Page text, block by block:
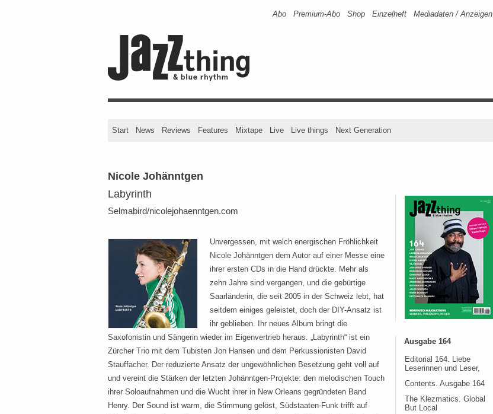
Abo Premium-Abo Shop Einzelheft Mediadaten / Anzeigen
Start News Reviews Features Mixtape Live Live things Next Generation
Nicole Johänntgen
Labyrinth
Selmabird/nicolejohaenntgen.com
Unvergessen, mit welch energischen Fröhlichkeit
Nicole Johänntgen dem Autor auf einer Messe eine
ihrer ersten CDs in die Hand drückte. Mehr als
zehn Jahre sind vergangen, und die gebürtige
Saarländerin, die seit 2005 in der Schweiz lebt, hat
seitdem einiges geleistet, doch der DIY-Ansatz ist
ihr geblieben. Ihr neues Album bringt die
Saxofonistin und Sängerin wieder im Eigenvertrieb heraus. „Labyrinth“ ist ein
Zürcher Trio mit dem Tubisten Jon Hansen und dem Perkussionisten David
Stauffacher. Der reduzierte Ansatz der ungewöhnlichen Besetzung geht voll auf
und vereint die Stärken der letzten Johänntgen-Projekte: den melodischen Touch
ihrer Soloaufnahmen und die Wucht ihrer in New Orleans gegründeten Band
Henry. Der Sound ist warm, die Stimmung gelöst, Südstaaten-Funk trifft auf
Ausgabe 164
Editorial 164. Liebe
Leserinnen und Leser,
Contents. Ausgabe 164
The Klezmatics. Global
But Local